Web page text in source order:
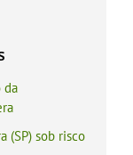
da
(SP) sob risco